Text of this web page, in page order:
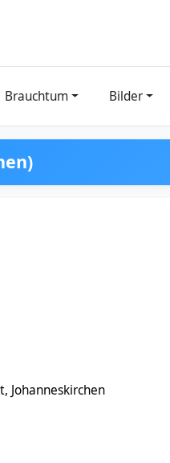
Brauchtum Bilder
Johanneskirchen